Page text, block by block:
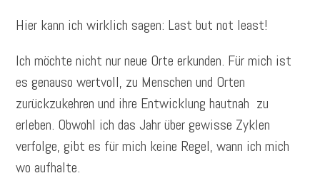
Hier kann ich wirklich sagen: Last but not least!
Ich möchte nicht nur neue Orte erkunden. Für mich ist
es genauso wertvoll, zu Menschen und Orten
zurückzukehren und ihre Entwicklung hautnah zu
erleben. Obwohl ich das Jahr über gewisse Zyklen
verfolge, gibt es für mich keine Regel, wann ich mich
wo aufhalte.